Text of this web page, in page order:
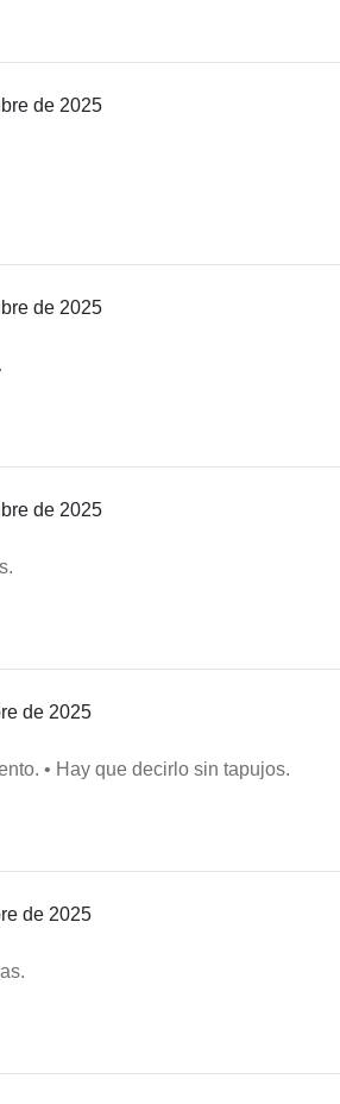
de 2025
de 2025
de 2025
de 2025
• Hay que decirlo sin tapujos.
de 2025